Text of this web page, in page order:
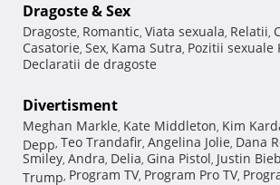
Dragoste & Sex
Dragoste, Romantic, Viata sexuala, Relatii,
Casatorie, Sex, Kama Sutra, Pozitii sexuale
Declaratii de dragoste
Divertisment
Meghan Markle, Kate Middleton, Kim
Depp, Teo Trandafir, Angelina Jolie, Dana
Smiley, Andra, Delia, Gina Pistol, Justin
Trump, Program TV, Program Pro TV,